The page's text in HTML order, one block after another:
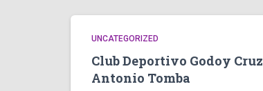
UNCATEGORIZED
Club Deportivo Godoy Cruz
Antonio Tomba